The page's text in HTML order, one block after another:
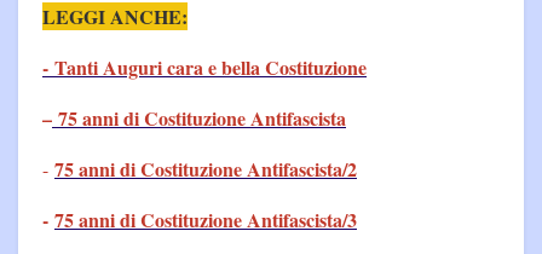
LEGGI ANCHE:
- Tanti Auguri cara e bella Costituzione
– 75 anni di Costituzione Antifascista
- 75 anni di Costituzione Antifascista/2
- 75 anni di Costituzione Antifascista/3